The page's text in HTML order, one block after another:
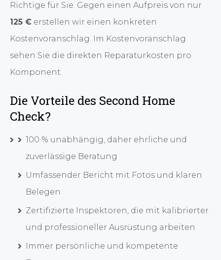
Richtige für Sie. Gegen einen Aufpreis von nur
125 € erstellen wir einen konkreten
Kostenvoranschlag. Im Kostenvoranschlag
sehen Sie die direkten Reparaturkosten pro
Komponent.
Die Vorteile des Second Home
Check?
100 % unabhängig, daher ehrliche und
zuverlässige Beratung
Umfassender Bericht mit Fotos und klaren
Belegen
Zertifizierte Inspektoren, die mit kalibrierter
und professioneller Ausrüstung arbeiten
Immer persönliche und kompetente